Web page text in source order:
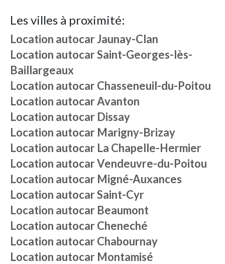
Les villes à proximité:
Location autocarJaunay-Clan
Location autocarSaint-Georges-lès-
Baillargeaux
Location autocarChasseneuil-du-Poitou
Location autocarAvanton
Location autocar Dissay
Location autocar Marigny-Brizay
Location autocar La Chapelle-Hermier
Location autocarVendeuvre-du-Poitou
Location autocar Migné-Auxances
Location autocarSaint-Cyr
Location autocar Beaumont
Location autocarCheneché
Location autocarChabournay
Location autocar Montamisé